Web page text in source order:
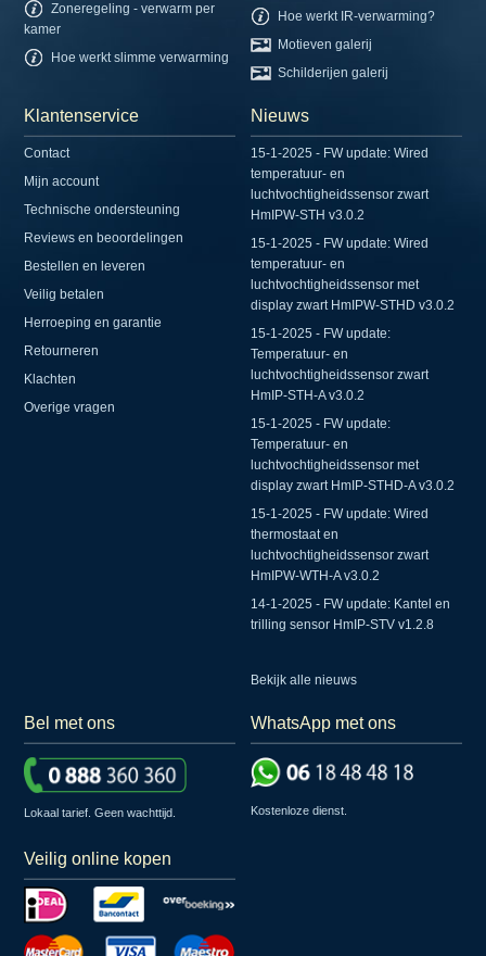
Zoneregeling - verwarm per
kamer
Hoe werkt slimme verwarming
Hoe werkt IR-verwarming?
Motieven galerij
Schilderijen galerij
Klantenservice
Contact
Mijn account
Technische ondersteuning
Reviews en beoordelingen
Bestellen en leveren
Veilig betalen
Herroeping en garantie
Retourneren
Klachten
Overige vragen
Nieuws
15-1-2025 - FW update: Wired
temperatuur- en
luchtvochtigheidssensor zwart
HmIPW-STH v3.0.2
15-1-2025 - FW update: Wired
temperatuur- en
luchtvochtigheidssensor met
display zwart HmIPW-STHD v3.0.2
15-1-2025 - FW update:
Temperatuur- en
luchtvochtigheidssensor zwart
HmIP-STH-A v3.0.2
15-1-2025 - FW update:
Temperatuur- en
luchtvochtigheidssensor met
display zwart HmIP-STHD-A v3.0.2
15-1-2025 - FW update: Wired
thermostaat en
luchtvochtigheidssensor zwart
HmIPW-WTH-A v3.0.2
14-1-2025 - FW update: Kantel en
trilling sensor HmIP-STV v1.2.8
Bekijk alle nieuws
Bel met ons
Lokaal tarief. Geen wachttijd.
WhatsApp met ons
Kostenloze dienst.
Veilig online kopen